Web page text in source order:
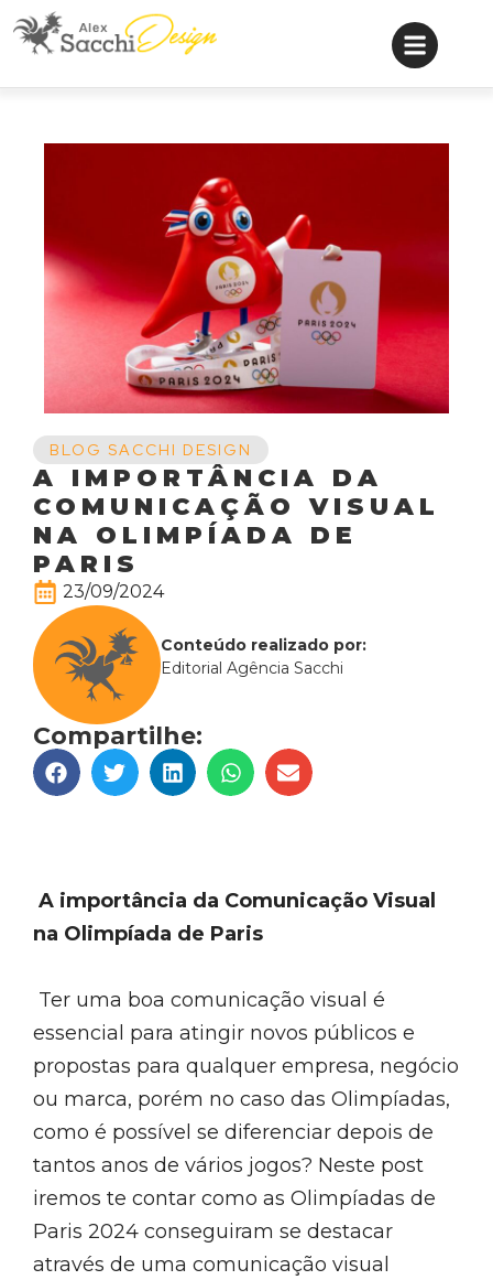
BLOG SACCHI DESIGN
A IMPORTÂNCIA DA
COMUNICAÇÃO VISUAL
NA OLIMPÍADA DE
PARIS
23/09/2024
Conteúdo realizado por:
Editorial Agência Sacchi
Compartilhe:
A importância da Comunicação Visual
na Olimpíada de Paris
Ter uma boa comunicação visual é
essencial para atingir novos públicos e
propostas para qualquer empresa, negócio
ou marca, porém no caso das Olimpíadas,
como é possível se diferenciar depois de
tantos anos de vários jogos? Neste post
iremos te contar como as Olimpíadas de
Paris 2024 conseguiram se destacar
através de uma comunicação visual